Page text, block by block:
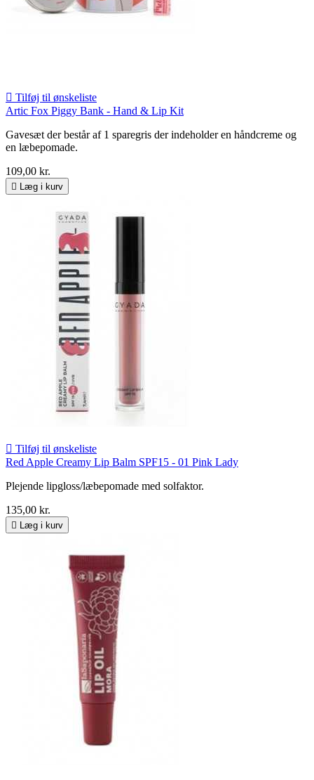
 Tilføj til ønskeliste
Artic Fox Piggy Bank - Hand & Lip Kit
Gavesæt der består af 1 sparegris der indeholder en håndcreme og
en læbepomade.
109,00 kr.
 Læg i kurv
 Tilføj til ønskeliste
Red Apple Creamy Lip Balm SPF15 - 01 Pink Lady
Plejende lipgloss/læbepomade med solfaktor.
135,00 kr.
 Læg i kurv